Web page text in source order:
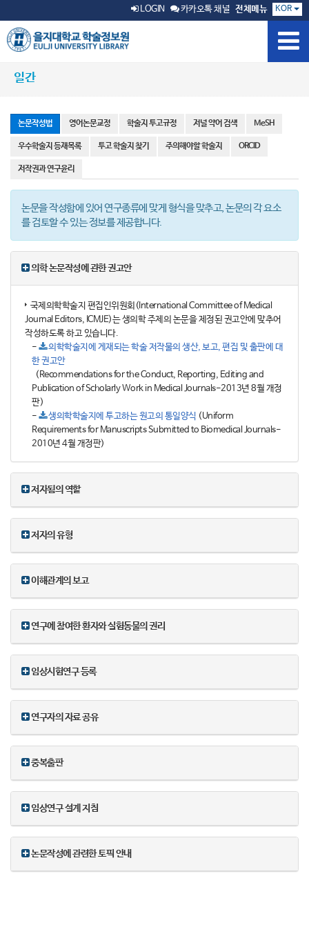
LOGIN 카카오톡 채널 전체메뉴 KOR
일간
논문작성법 영어논문교정 학술지 투고규정 저널 약어 검색 MeSH
우수학술지 등재목록 투고 학술지 찾기 주의해야할 학술지 ORCID
저작권과 연구윤리
논문을 작성함에 있어 연구종류에 맞게 형식을 맞추고, 논문의 각 요소
를 검토할 수 있는 정보를 제공합니다.
의학 논문작성에 관한 권고안
국제의학학술지 편집인위원회(International Committee of Medical
Journal Editors, ICMJE)는 생의학 주제의 논문을 제정된 권고안에 맞추어
작성하도록 하고 있습니다.
-
의학학술지에 게재되는 학술 저작물의 생산, 보고, 편집 및 출판에 대
한 권고안
(Recommendations for the Conduct, Reporting, Editing and
Publication of Scholarly Work in Medical Journals-2013년 8월 개정
판)
-
생의학학술지에 투고하는 원고의 통일양식 (Uniform
Requirements for Manuscripts Submitted to Biomedical Journals-
2010년 4월 개정판)
저자됨의 역할
저자의 유형
이해관계의 보고
연구에 참여한 환자와 실험동물의 권리
임상시험연구 등록
연구자의 자료 공유
중복출판
임상연구 설계 지침
논문작성에 관련한 토픽 안내